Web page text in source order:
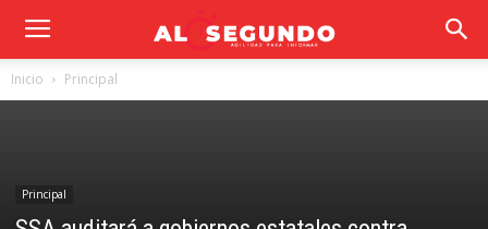
Inicio Principal
Principal